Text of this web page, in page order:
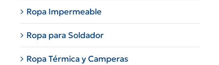
Ropa Impermeable
Ropa para Soldador
Ropa Térmica y Camperas